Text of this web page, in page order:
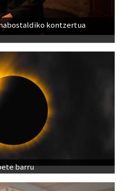
kontzertua
barru